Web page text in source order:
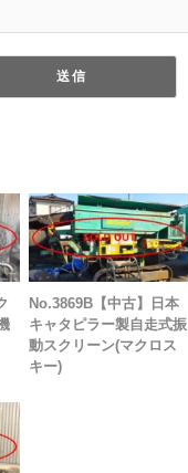
No.3869B【中古】日本
キャタピラー製自走式振
動スクリーン(マクロス
キー)